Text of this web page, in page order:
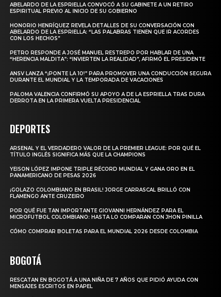
ABELARDO DE LA ESPRIELLA CONVOCÓ A SU GABINETE A UN RETIRO
ESPIRITUAL PREVIO AL INICIO DE SU GOBIERNO
HONORIO HENRÍQUEZ REVELA DETALLES DE SU CONVERSACIÓN CON
ABELARDO DE LA ESPRIELLA: “LAS PALABRAS TIENEN QUE IR ACORDES
CON LOS HECHOS”
PETRO RESPONDE A JOSÉ MANUEL RESTREPO POR HABLAR DE UNA
“HERENCIA MALDITA”: “INVIERTEN LA REALIDAD”, AFIRMÓ EL PRESIDENTE
ANSV LANZA “¡PONTE LA 10!” PARA PROMOVER UNA CONDUCCIÓN SEGURA
DURANTE EL MUNDIAL Y LA TEMPORADA DE VACACIONES
PALOMA VALENCIA CONFIRMÓ SU APOYO A DE LA ESPRIELLA TRAS DURA
DERROTA EN LA PRIMERA VUELTA PRESIDENCIAL
DEPORTES
ARSENAL Y EL VERDADERO VALOR DE LA PREMIER LEAGUE: POR QUÉ EL
TÍTULO INGLÉS SIGNIFICA MÁS QUE LA CHAMPIONS
YEISON LÓPEZ IMPONE TRIPLE RÉCORD MUNDIAL Y GANA ORO EN EL
PANAMERICANO DE PESAS 2026
¡GOLAZO COLOMBIANO EN BRASIL! JORGE CARRASCAL BRILLÓ CON
FLAMENGO ANTE CRUZEIRO
POR QUÉ FUE TAN IMPORTANTE GIOVANNI HERNÁNDEZ PARA EL
MICROFUTBOL COLOMBIANO: HASTA LO COMPARAN CON JHON PINILLA
CÓMO COMPRAR BOLETAS PARA EL MUNDIAL 2026 DESDE COLOMBIA
BOGOTÁ
RESCATAN EN BOGOTÁ A UNA NIÑA DE 7 AÑOS QUE PIDIÓ AYUDA CON
MENSAJES ESCRITOS EN PAPEL